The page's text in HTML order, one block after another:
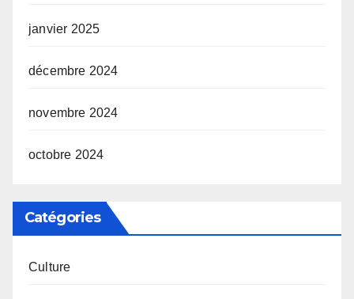
janvier 2025
décembre 2024
novembre 2024
octobre 2024
Catégories
Culture